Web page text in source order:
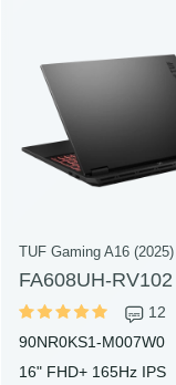
TUF Gaming A16 (2025)
FA608UH-RV102
12
90NR0KS1-M007W0
16" FHD+ 165Hz IPS